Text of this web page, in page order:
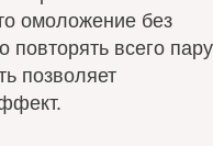
омоложение без
всего пару
позволяет